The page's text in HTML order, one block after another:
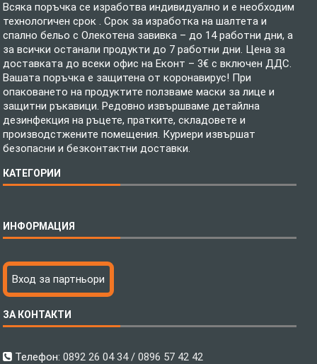
Всяка поръчка се изработва индивидуално и е необходим
технологичен срок . Срок за изработка на шалтета и
спално бельо с Олекотена завивка – до 14 работни дни, а
за всички останали продукти до 7 работни дни. Цена за
доставката до всеки офис на Еконт – 3€ с включен ДДС.
Вашата поръчка е защитена от коронавирус! При
опаковането на продуктите ползваме маски за лице и
защитни ръкавици. Редовно извършваме детайлна
дезинфекция на ръцете, пратките, складовете и
производстжените помещения. Куриери извършат
безопасни и безконтактни доставки.
КАТЕГОРИИ
Бебешки спални комплекти
Тениски с пълноцветен печат
Хавлиени кърпи
Пончо за водни спортове
Микрофибърни Велурени Кърпи
ИНФОРМАЦИЯ
Технология на печатане
Файлове за печат
Как да поръчам?
С какво сме различни?
Вход за партньори
ЗА КОНТАКТИ
Телефон:0892 26 04 34 / 0896 57 42 42